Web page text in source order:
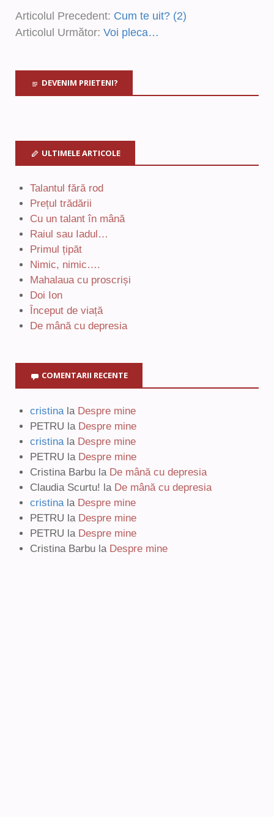
Articolul Precedent: Cum te uit? (2)
Articolul Următor: Voi pleca…
DEVENIM PRIETENI?
ULTIMELE ARTICOLE
Talantul fără rod
Prețul trădării
Cu un talant în mână
Raiul sau Iadul…
Primul țipăt
Nimic, nimic….
Mahalaua cu proscriși
Doi Ion
Început de viață
De mână cu depresia
COMENTARII RECENTE
cristinala Despre mine
PETRU la Despre mine
cristinala Despre mine
PETRU la Despre mine
Cristina Barbu la De mână cu depresia
Claudia Scurtu! la De mână cu depresia
cristinala Despre mine
PETRU la Despre mine
PETRU la Despre mine
Cristina Barbu la Despre mine